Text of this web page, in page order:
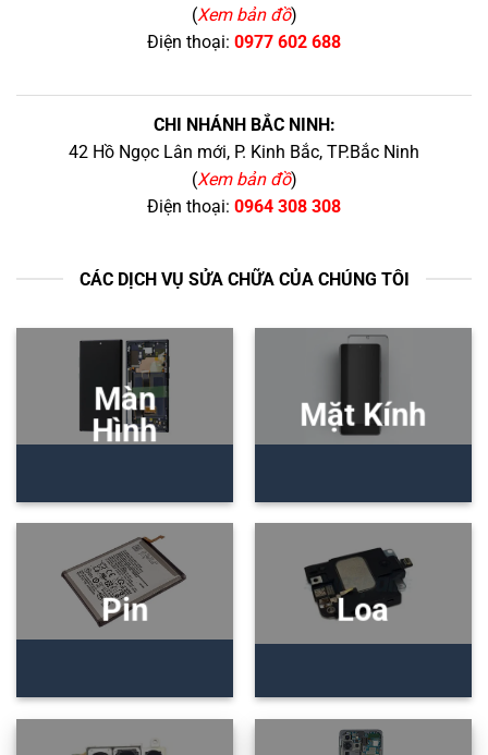
(Xem bản đồ)
Điện thoại: 0977 602 688
CHI NHÁNH BẮC NINH:
42 Hồ Ngọc Lân mới, P. Kinh Bắc, TP.Bắc Ninh
(Xem bản đồ)
Điện thoại: 0964 308 308
CÁC DỊCH VỤ SỬA CHỮA CỦA CHÚNG TÔI
Màn
Hình
Mặt Kính
Pin Loa